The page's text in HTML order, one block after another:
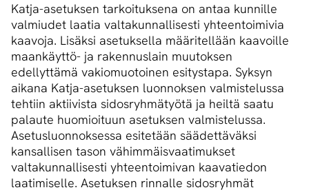
Katja-asetuksen tarkoituksena on antaa kunnille
valmiudet laatia valtakunnallisesti yhteentoimivia
kaavoja. Lisäksi asetuksella määritellään kaavoille
maankäyttö- ja rakennuslain muutoksen
edellyttämä vakiomuotoinen esitystapa. Syksyn
aikana Katja-asetuksen luonnoksen valmistelussa
tehtiin aktiivista sidosryhmätyötä ja heiltä saatu
palaute huomioituun asetuksen valmistelussa.
Asetusluonnoksessa esitetään säädettäväksi
kansallisen tason vähimmäisvaatimukset
valtakunnallisesti yhteentoimivan kaavatiedon
laatimiselle. Asetuksen rinnalle sidosryhmät